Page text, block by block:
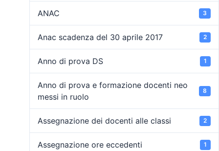
ANAC 3
Anac scadenza del 30 aprile 2017 2
Anno di prova DS 1
Anno di prova e formazione docenti neo
messi in ruolo
8
Assegnazione dei docenti alle classi 2
Assegnazione ore eccedenti 1